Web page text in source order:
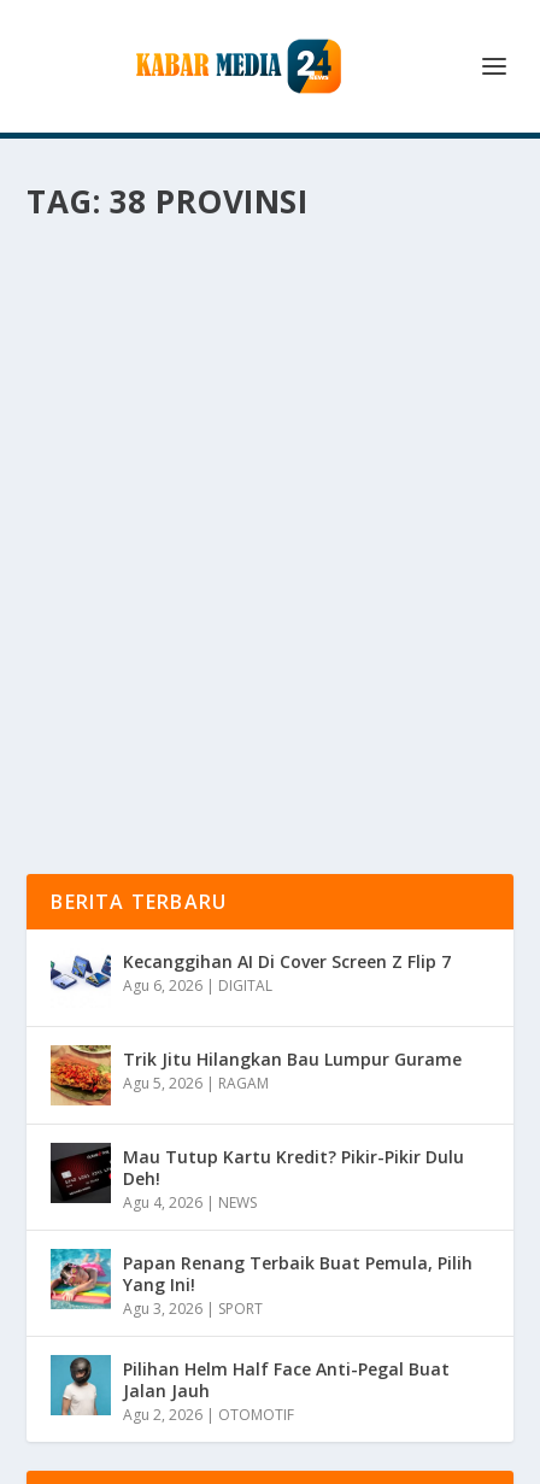
TAG: 38 PROVINSI
BERITA TERBARU
Kecanggihan AI Di Cover Screen Z Flip 7
Agu 6, 2026 | DIGITAL
Trik Jitu Hilangkan Bau Lumpur Gurame
Agu 5, 2026 | RAGAM
Mau Tutup Kartu Kredit? Pikir-Pikir Dulu
Deh!
Agu 4, 2026 | NEWS
Papan Renang Terbaik Buat Pemula, Pilih
Yang Ini!
Agu 3, 2026 | SPORT
Pilihan Helm Half Face Anti-Pegal Buat
Jalan Jauh
Agu 2, 2026 | OTOMOTIF